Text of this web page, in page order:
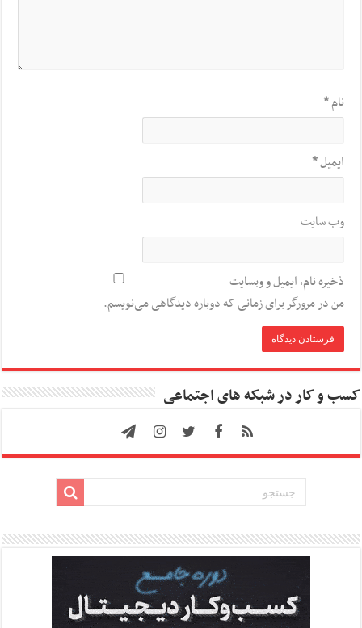
نام*
ایمیل*
وب‌ سایت
ذخیره نام، ایمیل و وبسایت
من در مرورگر برای زمانی که دوباره دیدگاهی می‌نویسم.
کسب و کار در شبکه های اجتماعی